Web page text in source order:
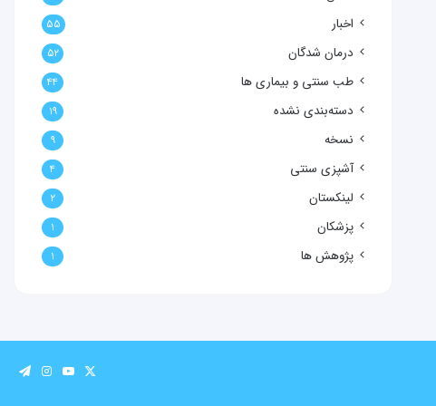
اخبار ۵۵
درمان شدگان ۵۲
طب سنتی و بیماری ها ۴۴
دسته‌بندی نشده ۱۹
نسخه ۹
آشپزی سنتی ۴
لینکستان ۲
پزشکان ۱
پژوهش ها ۱
یوتیوب